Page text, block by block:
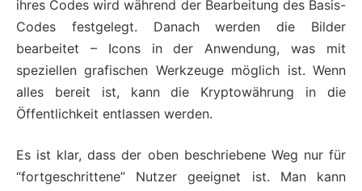
ihres Codes wird während der Bearbeitung des Basis-
Codes festgelegt. Danach werden die Bilder
bearbeitet – Icons in der Anwendung, was mit
speziellen grafischen Werkzeuge möglich ist. Wenn
alles bereit ist, kann die Kryptowährung in die
Öffentlichkeit entlassen werden.
Es ist klar, dass der oben beschriebene Weg nur für
“fortgeschrittene” Nutzer geeignet ist. Man kann